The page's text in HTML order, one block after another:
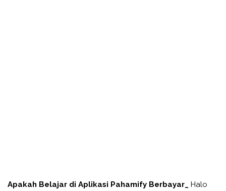
Apakah Belajar di Aplikasi Pahamify Berbayar_
Halo